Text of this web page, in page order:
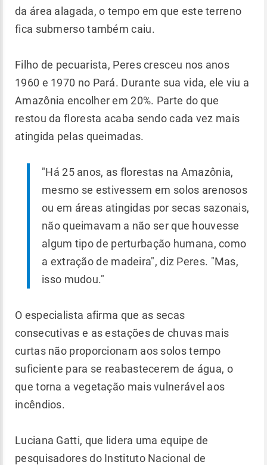
da área alagada, o tempo em que este terreno
fica submerso também caiu.
Filho de pecuarista, Peres cresceu nos anos
1960 e 1970 no Pará. Durante sua vida, ele viu a
Amazônia encolher em 20%. Parte do que
restou da floresta acaba sendo cada vez mais
atingida pelas queimadas.
"Há 25 anos, as florestas na Amazônia,
mesmo se estivessem em solos arenosos
ou em áreas atingidas por secas sazonais,
não queimavam a não ser que houvesse
algum tipo de perturbação humana, como
a extração de madeira", diz Peres. "Mas,
isso mudou."
O especialista afirma que as secas
consecutivas e as estações de chuvas mais
curtas não proporcionam aos solos tempo
suficiente para se reabastecerem de água, o
que torna a vegetação mais vulnerável aos
incêndios.
Luciana Gatti, que lidera uma equipe de
pesquisadores do Instituto Nacional de